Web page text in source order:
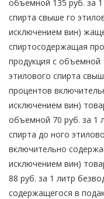
объемной 135 руб. за
спирта свыше го
исключением вин)
спиртосодержащая
продукция с объемной
этилового спирта
процентов
исключением вин)
объемной 70 руб. за 1
спирта до ного
включительно
исключением вин)
88 руб. за 1 литр
содержащегося в